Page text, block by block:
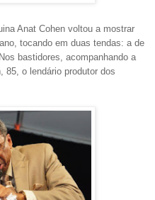
Anat Cohen voltou a mostrar
tocando em duas tendas: a de
bastidores, acompanhando a
85, o lendário produtor dos